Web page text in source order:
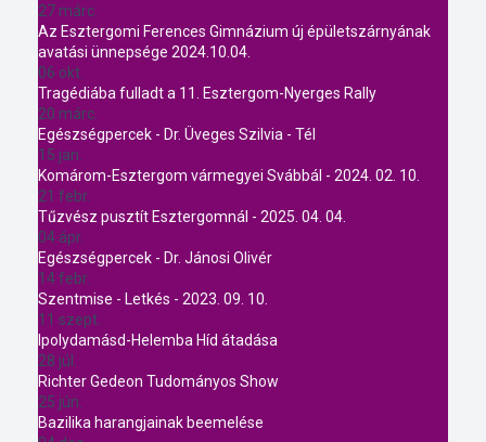
27 márc.
Az Esztergomi Ferences Gimnázium új épületszárnyának
avatási ünnepsége 2024.10.04.
06 okt.
Tragédiába fulladt a 11. Esztergom-Nyerges Rally
20 márc.
Egészségpercek - Dr. Üveges Szilvia - Tél
15 jan.
Komárom-Esztergom vármegyei Svábbál - 2024. 02. 10.
21 febr.
Tűzvész pusztít Esztergomnál - 2025. 04. 04.
04 ápr.
Egészségpercek - Dr. Jánosi Olivér
14 febr.
Szentmise - Letkés - 2023. 09. 10.
11 szept.
Ipolydamásd-Helemba Híd átadása
28 júl.
Richter Gedeon Tudományos Show
25 jún.
Bazilika harangjainak beemelése